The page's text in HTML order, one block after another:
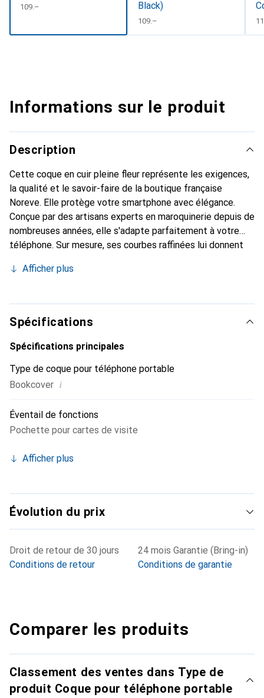
CHF
109.–
Black)
CHF
109.–
Informations sur le produit
Description
Cette coque en cuir pleine fleur représente les exigences,
la qualité et le savoir-faire de la boutique française
Noreve. Elle protège votre smartphone avec élégance.
Conçue par des artisans experts en maroquinerie depuis de
nombreuses années, elle s'adapte parfaitement à votre
téléphone. Sur mesure, ses courbes raffinées lui donnent
et indispensable de votre smartphone. Reconnaît
marque Noreve est un choix sûr pour une clientèle
exigeante.
Afficher plus
Spécifications
Spécifications principales
Type de coque pour téléphone portable
Bookcover i
Éventail de fonctions
Pochette pour cartes de visite
Afficher plus
Évolution du prix
Droit de retour de 30 jours
Conditions de retour
24 mois Garantie (Bring-in)
Conditions de garantie
Comparer les produits
Classement des ventes dans Type de
produit Coque pour téléphone portable